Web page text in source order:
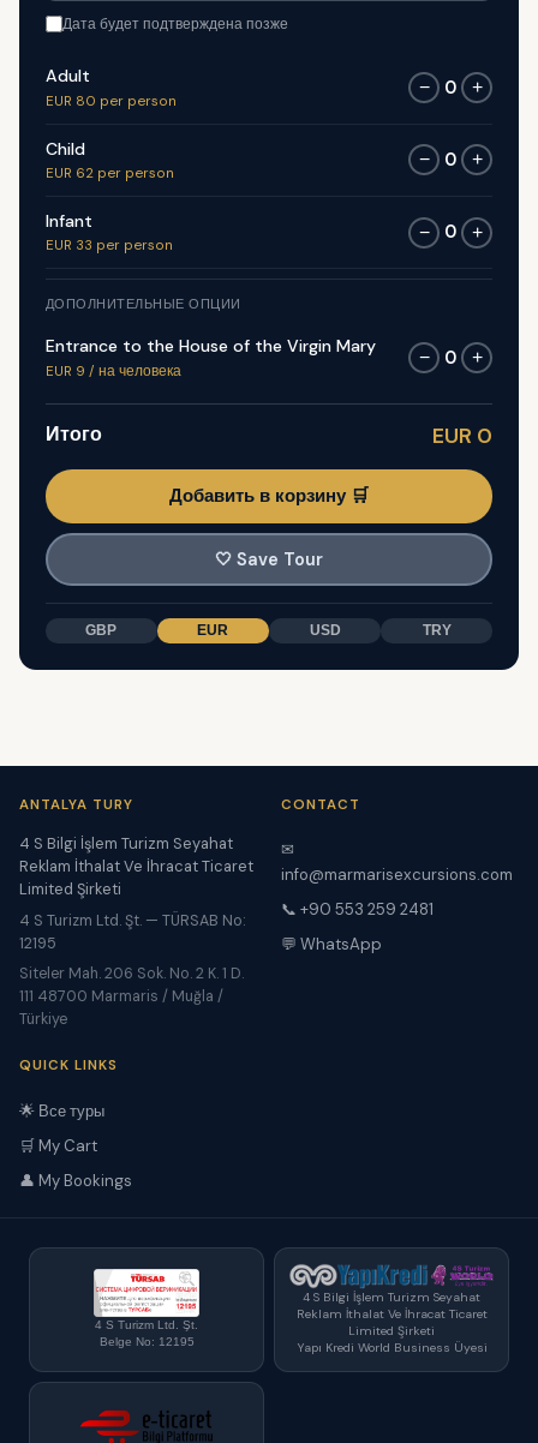
Дата будет подтверждена позже
Adult
EUR 80 per person
− 0 +
Child
EUR 62 per person
− 0 +
Infant
EUR 33 per person
− 0 +
ДОПОЛНИТЕЛЬНЫЕ ОПЦИИ
Entrance to the House of the Virgin Mary
EUR 9 / на человека
− 0 +
Итого EUR 0
Добавить в корзину 🛒
🤍 Save Tour
GBP EUR USD TRY
ANTALYA TURY
4 S Bilgi İşlem Turizm Seyahat
Reklam İthalat Ve İhracat Ticaret
Limited Şirketi
4 S Turizm Ltd. Şt. — TÜRSAB No:
12195
Siteler Mah. 206 Sok. No. 2 K. 1 D.
111 48700 Marmaris / Muğla /
Türkiye
CONTACT
✉
info@marmarisexcursions.com
📞 +90 553 259 2481
💬 WhatsApp
QUICK LINKS
🌟 Все туры
🛒 My Cart
👤 My Bookings
4 S Turizm Ltd. Şt.
Belge No: 12195
4 S Bilgi İşlem Turizm Seyahat
Reklam İthalat Ve İhracat Ticaret
Limited Şirketi
Yapı Kredi World Business Üyesi